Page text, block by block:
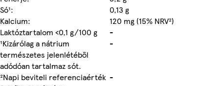
Só¹:
0,13 g
Kalcium:
120 mg (15% NRV²)
Laktóztartalom <0,1 g/100 g
-
¹Kizárólag a nátrium
természetes jelenlétéből
adódóan tartalmaz sót.
-
²Napi beviteli referenciaérték -